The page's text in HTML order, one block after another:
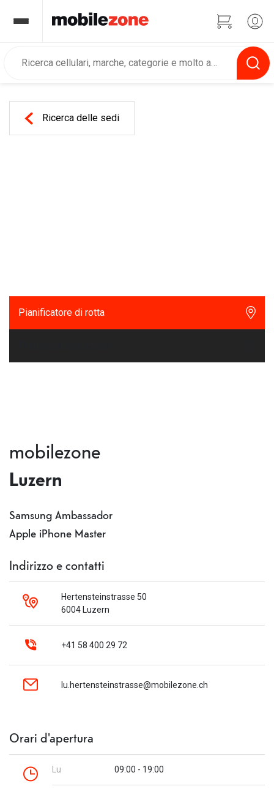
Ricerca delle sedi
Pianificatore di rotta
mobilezone
Luzern
Samsung Ambassador
Apple iPhone Master
Indirizzo e contatti
Hertensteinstrasse 50
6004 Luzern
+41 58 400 29 72
lu.hertensteinstrasse@mobilezone.ch
Orari d'apertura
Lu 09:00 - 19:00